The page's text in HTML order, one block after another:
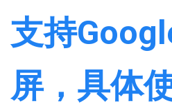
支持
屏，具体